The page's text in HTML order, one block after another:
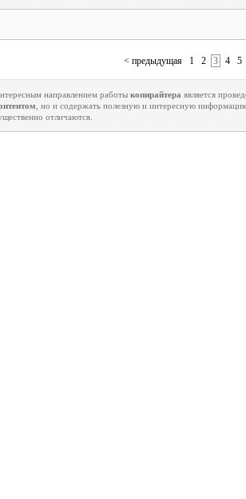
< предыдущая 1 2 3 4 5
направлением работы копирайтера является
, но и содержать полезную и интересную
отличаются.